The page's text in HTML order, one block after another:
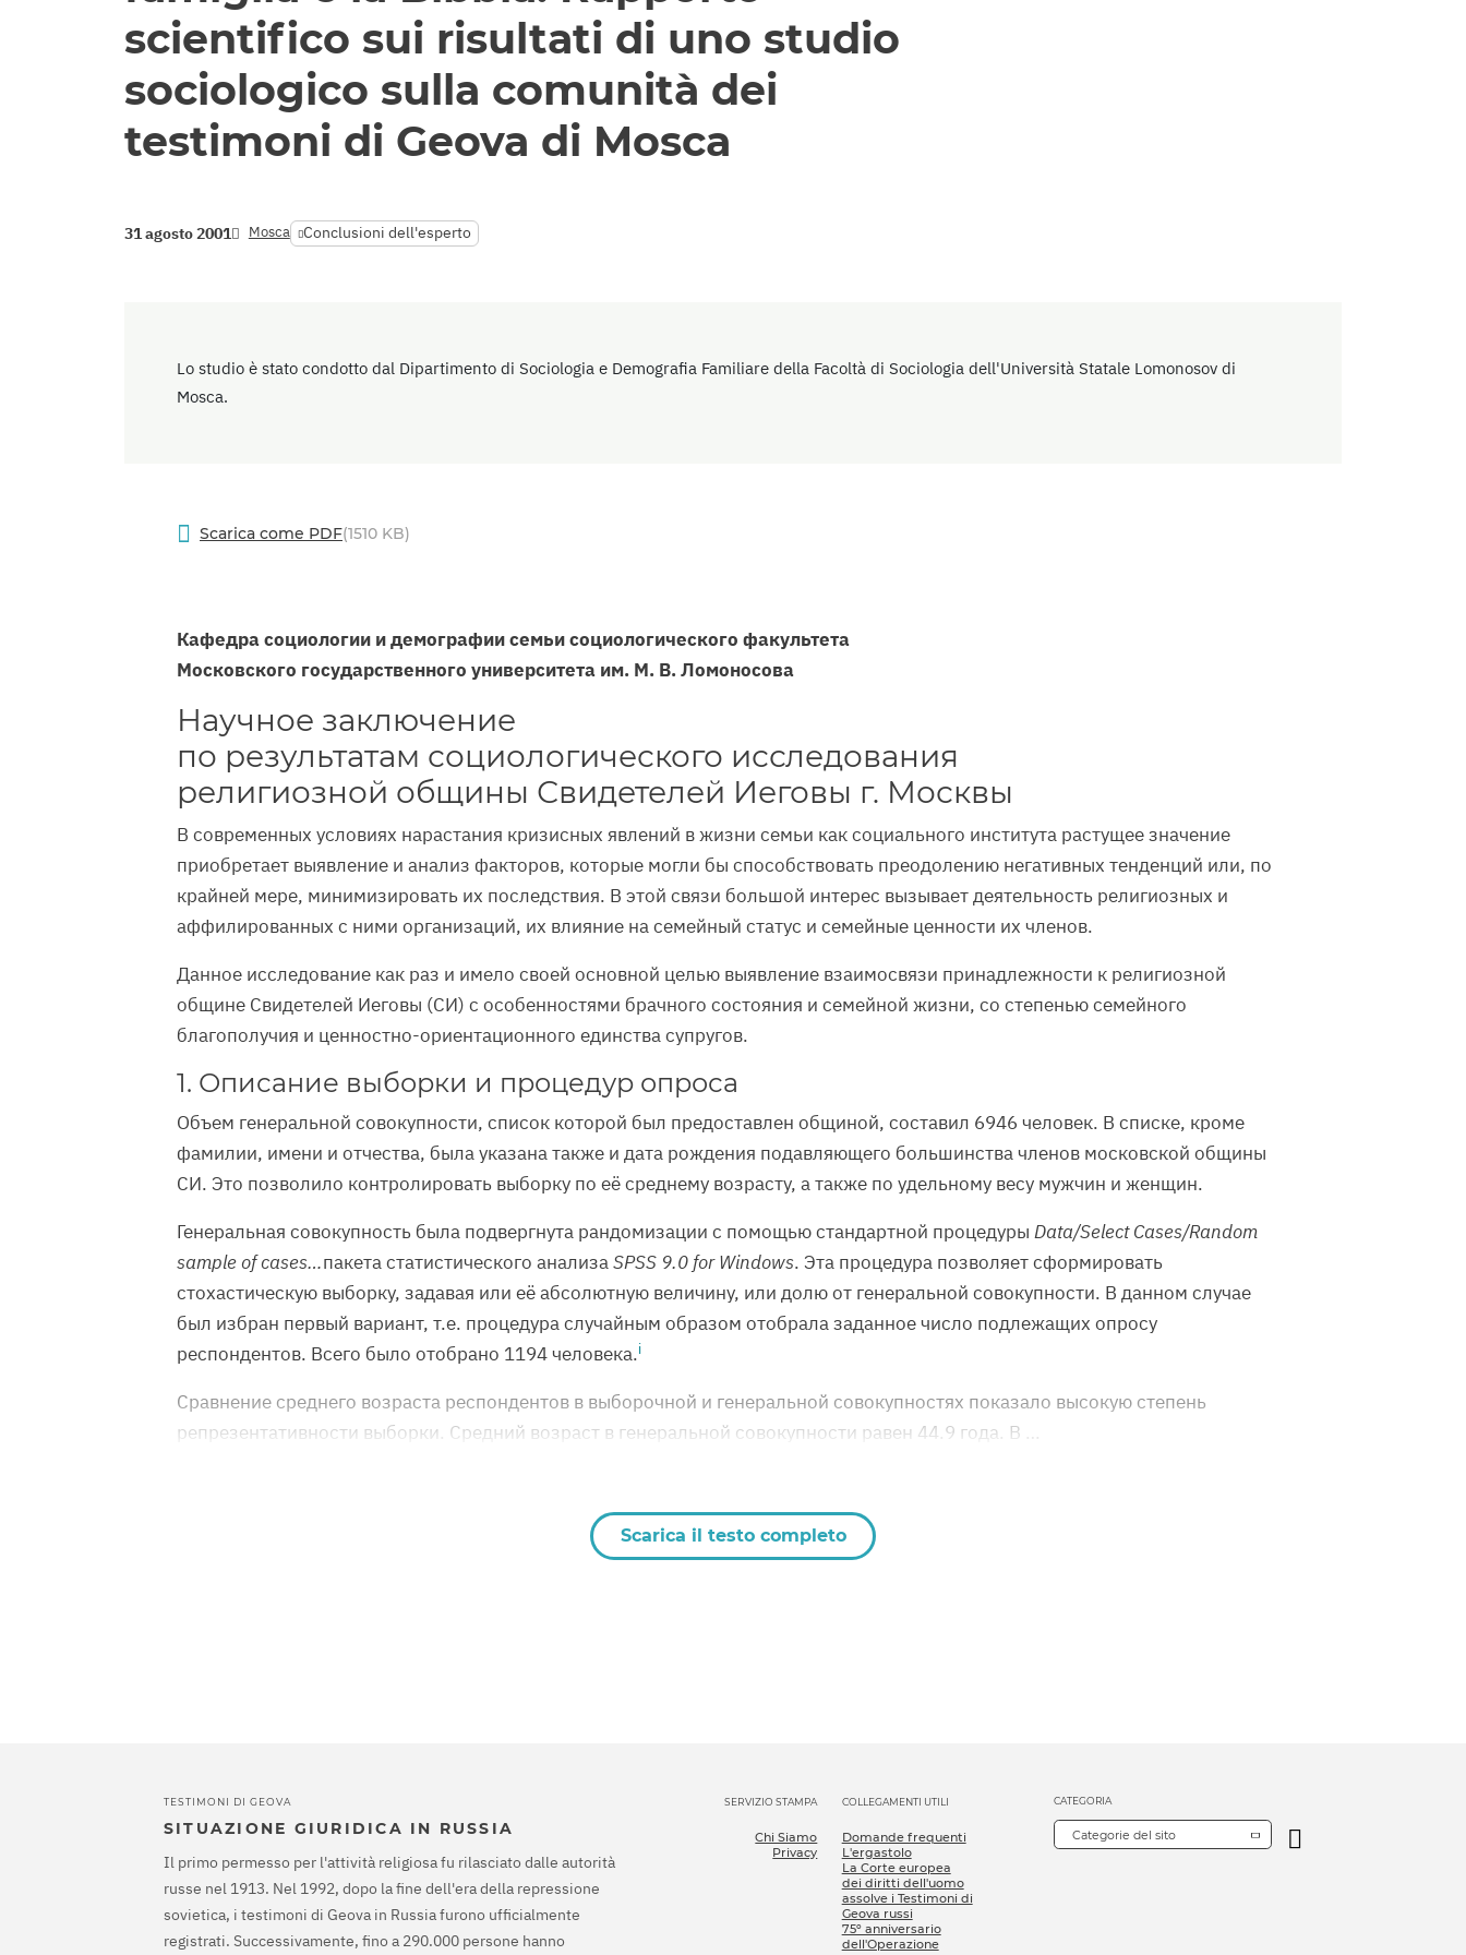
scientifico sui risultati di uno studio
sociologico sulla comunità dei
testimoni di Geova di Mosca
31 agosto 2001 Mosca Conclusioni dell'esperto
Lo studio è stato condotto dal Dipartimento di Sociologia e Demografia Familiare della Facoltà di Sociologia dell'Università Statale Lomonosov di
Mosca.
Scarica come PDF(1510 KB)
Кафедра социологии и демографии семьи социологического факультета
Московского государственного университета им. М. В. Ломоносова
Научное заключение
по результатам социологического исследования
религиозной общины Свидетелей Иеговы г. Москвы
В современных условиях нарастания кризисных явлений в жизни семьи как социального института растущее значение
приобретает выявление и анализ факторов, которые могли бы способствовать преодолению негативных тенденций или, по
крайней мере, минимизировать их последствия. В этой связи большой интерес вызывает деятельность религиозных и
аффилированных с ними организаций, их влияние на семейный статус и семейные ценности их членов.
Данное исследование как раз и имело своей основной целью выявление взаимосвязи принадлежности к религиозной
общине Свидетелей Иеговы (СИ) с особенностями брачного состояния и семейной жизни, со степенью семейного
благополучия и ценностно-ориентационного единства супругов.
1. Описание выборки и процедур опроса
Объем генеральной совокупности, список которой был предоставлен общиной, составил 6946 человек. В списке, кроме
фамилии, имени и отчества, была указана также и дата рождения подавляющего большинства членов московской общины
СИ. Это позволило контролировать выборку по её среднему возрасту, а также по удельному весу мужчин и женщин.
Генеральная совокупность была подвергнута рандомизации с помощью стандартной процедуры Data/Select Cases/Random
sample of cases…пакета статистического анализаSPSS 9.0 for Windows. Эта процедура позволяет сформировать
стохастическую выборку, задавая или её абсолютную величину, или долю от генеральной совокупности. В данном случае
был избран первый вариант, т.е. процедура случайным образом отобрала заданное число подлежащих опросу
респондентов. Всего было отобрано 1194 человека.i
Сравнение среднего возраста респондентов в выборочной и генеральной совокупностях показало высокую степень
репрезентативности выборки. Средний возраст в генеральной совокупности равен 44.9 года. В …
Scarica il testo completo
TESTIMONI DI GEOVA
SITUAZIONE GIURIDICA IN RUSSIA
Il primo permesso per l'attività religiosa fu rilasciato dalle autorità
russe nel 1913. Nel 1992, dopo la fine dell'era della repressione
sovietica, i testimoni di Geova in Russia furono ufficialmente
registrati. Successivamente, fino a 290.000 persone hanno
SERVIZIO STAMPA
Chi Siamo
Privacy
COLLEGAMENTI UTILI
Domande frequenti
L'ergastolo
La Corte europea
dei diritti dell'uomo
assolve i Testimoni di
Geova russi
75º anniversario
dell'Operazione
CATEGORIA
Categorie del sito